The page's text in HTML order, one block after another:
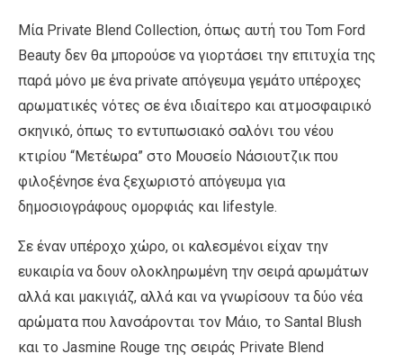
Μία Private Blend Collection, όπως αυτή του Tom Ford
Beauty δεν θα μπορούσε να γιορτάσει την επιτυχία της
παρά μόνο με ένα private απόγευμα γεμάτο υπέροχες
αρωματικές νότες σε ένα ιδιαίτερο και ατμοσφαιρικό
σκηνικό, όπως το εντυπωσιακό σαλόνι του νέου
κτιρίου “Μετέωρα” στο Μουσείο Νάσιουτζικ που
φιλοξένησε ένα ξεχωριστό απόγευμα για
δημοσιογράφους ομορφιάς και lifestyle.
Σε έναν υπέροχο χώρο, οι καλεσμένοι είχαν την
ευκαιρία να δουν ολοκληρωμένη την σειρά αρωμάτων
αλλά και μακιγιάζ, αλλά και να γνωρίσουν τα δύο νέα
αρώματα που λανσάρονται τον Μάιο, το Santal Blush
και το Jasmine Rouge της σειράς Private Blend